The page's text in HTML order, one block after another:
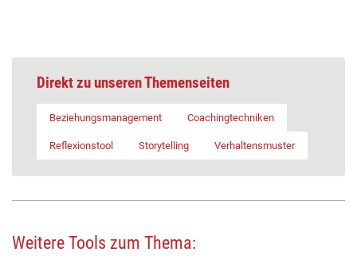
Direkt zu unseren Themenseiten
Beziehungsmanagement Coachingtechniken
Reflexionstool Storytelling Verhaltensmuster
Weitere Tools zum Thema: